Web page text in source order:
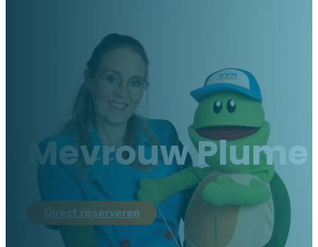
Mevrouw
Direct reserveren